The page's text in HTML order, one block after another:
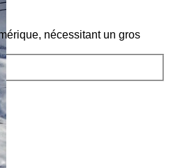
nécessitant un gros